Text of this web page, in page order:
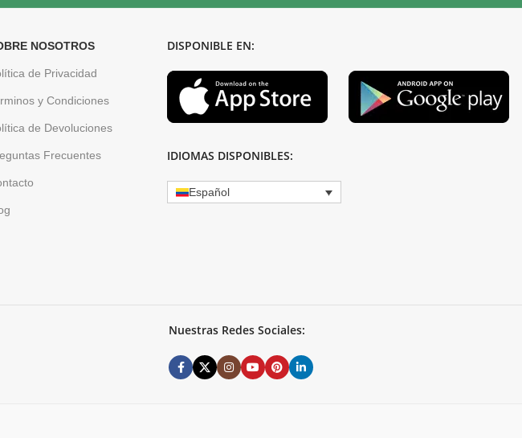
NOSOTROS
de Privacidad
y Condiciones
de Devoluciones
Frecuentes
DISPONIBLE EN:
IDIOMAS DISPONIBLES:
Español
Nuestras Redes Sociales: